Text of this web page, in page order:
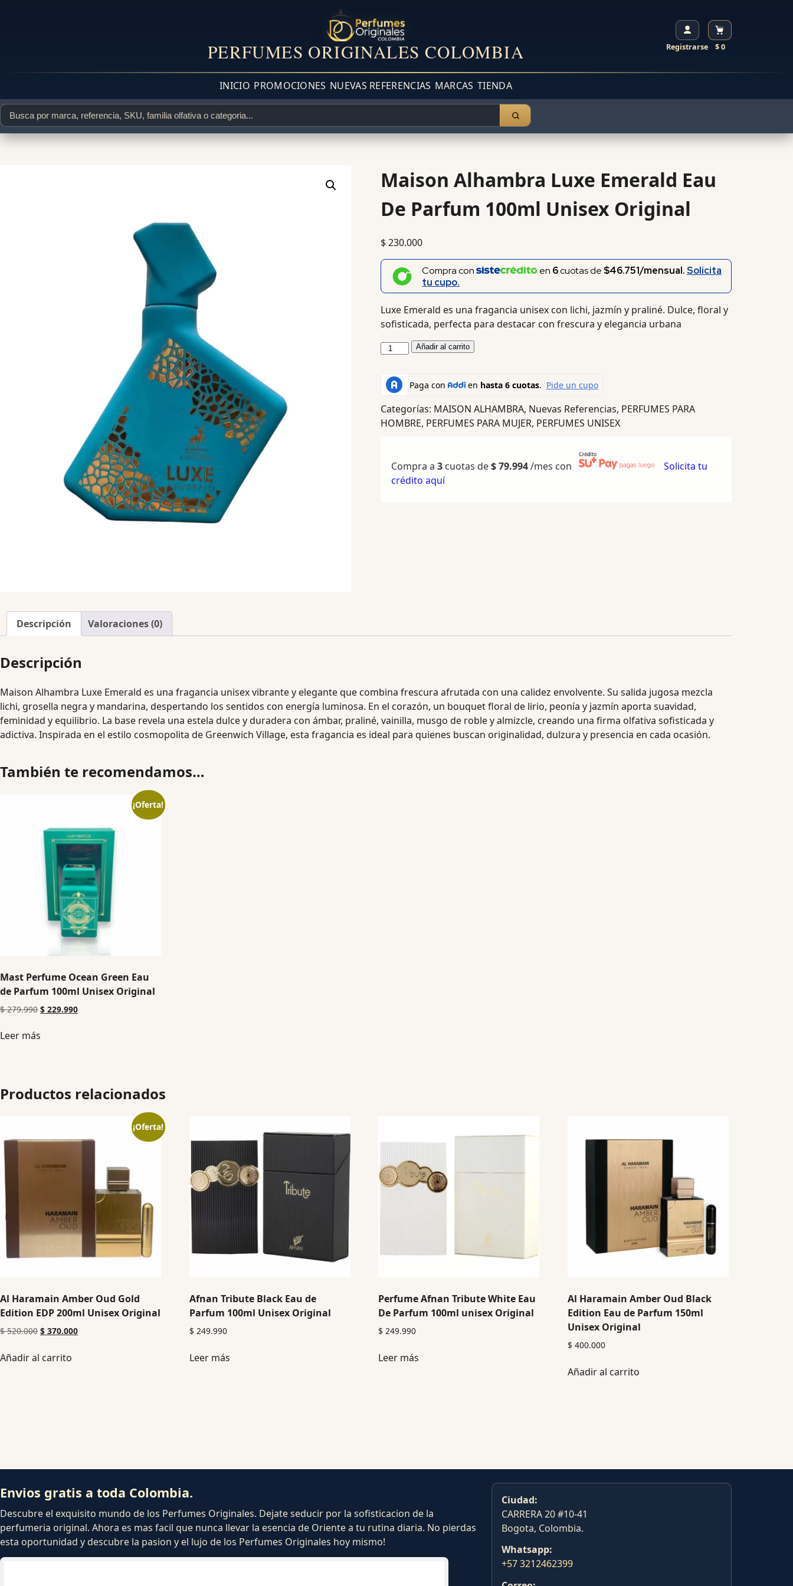
PERFUMES ORIGINALES COLOMBIA Registrarse $ 0
INICIO PROMOCIONES NUEVAS REFERENCIAS MARCAS TIENDA
Maison Alhambra Luxe Emerald Eau
De Parfum 100ml Unisex Original
$230.000
Compra con en 6cuotas de $46.751/mensual.Solicita
tu cupo.
Luxe Emerald es una fragancia unisex con lichi, jazmín y praliné. Dulce, floral y
sofisticada, perfecta para destacar con frescura y elegancia urbana
Añadir al carrito
Categorías: MAISON ALHAMBRA, Nuevas Referencias, PERFUMES PARA
HOMBRE, PERFUMES PARA MUJER, PERFUMES UNISEX
Compra a 3cuotas de$79.994/mes con
Solicita tu
crédito aquí
Descripción Valoraciones (0)
Descripción
Maison Alhambra Luxe Emerald es una fragancia unisex vibrante y elegante que combina frescura afrutada con una calidez envolvente. Su salida jugosa mezcla
lichi, grosella negra y mandarina, despertando los sentidos con energía luminosa. En el corazón, un bouquet floral de lirio, peonía y jazmín aporta suavidad,
feminidad y equilibrio. La base revela una estela dulce y duradera con ámbar, praliné, vainilla, musgo de roble y almizcle, creando una firma olfativa sofisticada y
adictiva. Inspirada en el estilo cosmopolita de Greenwich Village, esta fragancia es ideal para quienes buscan originalidad, dulzura y presencia en cada ocasión.
También te recomendamos…
¡Oferta!
Mast Perfume Ocean Green Eau
de Parfum 100ml Unisex Original
$279.990 $ 229.990
Leer más
Productos relacionados
¡Oferta!
Al Haramain Amber Oud Gold
Edition EDP 200ml Unisex Original
$520.000 $ 370.000
Añadir al carrito
Afnan Tribute Black Eau de
Parfum 100ml Unisex Original
$ 249.990
Leer más
Perfume Afnan Tribute White Eau
De Parfum 100ml unisex Original
$ 249.990
Leer más
Al Haramain Amber Oud Black
Edition Eau de Parfum 150ml
Unisex Original
$ 400.000
Añadir al carrito
Envios gratis a toda Colombia.
Descubre el exquisito mundo de los Perfumes Originales. Dejate seducir por la sofisticacion de la
perfumeria original. Ahora es mas facil que nunca llevar la esencia de Oriente a tu rutina diaria. No pierdas
esta oportunidad y descubre la pasion y el lujo de los Perfumes Originales hoy mismo!
Ciudad:
CARRERA 20 #10-41
Bogota, Colombia.
Whatsapp:
+57 3212462399